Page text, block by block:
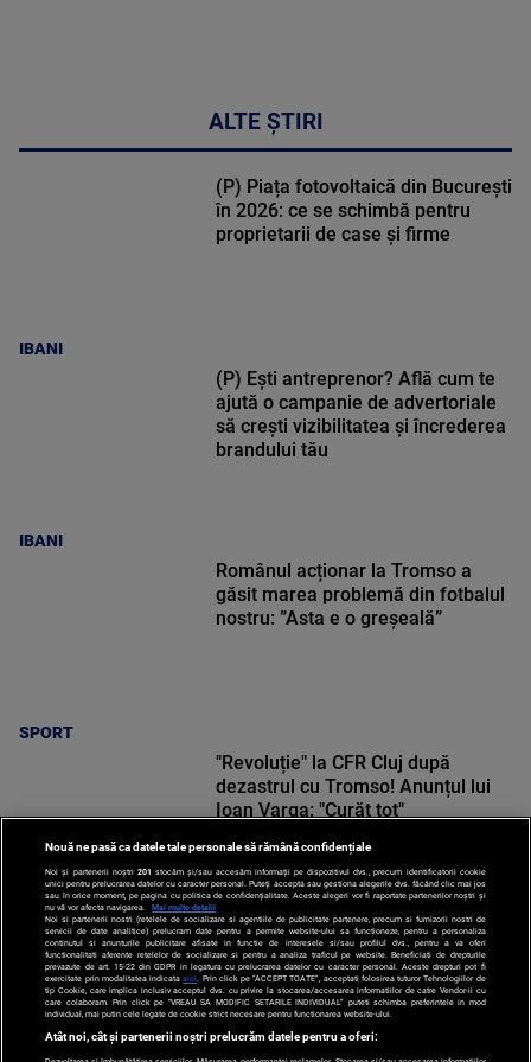
ALTE ȘTIRI
IBANI
(P) Piața fotovoltaică din București
în 2026: ce se schimbă pentru
proprietarii de case și firme
IBANI
(P) Ești antreprenor? Află cum te
ajută o campanie de advertoriale
să crești vizibilitatea și încrederea
brandului tău
SPORT
Românul acționar la Tromso a
găsit marea problemă din fotbalul
nostru: ”Asta e o greșeală”
SPORT
"Revoluție" la CFR Cluj după
dezastrul cu Tromso! Anunțul lui
Ioan Varga: "Curăț tot"
Nouă ne pasă ca datele tale personale să rămână confidențiale
Noi și partenerii noștri 201 stocăm și/sau accesăm informații pe dispozitivul dvs., precum identificatorii cookie
unici pentru prelucrarea datelor cu caracter personal. Puteți accepta sau gestiona alegerile dvs. făcând clic mai jos
sau în orice moment, pe pagina cu politica de confidențialitate. Aceste alegeri vor fi raportate partenerilor noștri și
nu vă vor afecta navigarea.
Mai multe detalii
Noi si partenerii nostri (retelele de socializare si agentiile de publicitate partenere, precum si furnizorii nostri de
servicii de date analitice) prelucram date pentru a permite website-ului sa functioneze, pentru a personaliza
continutul si anunturile publicitare afisate in functie de interesele si/sau profilul dvs., pentru a va oferi
functionalitati aferente retelelor de socializare si pentru a analiza traficul pe website. Beneficiati de drepturile
prevazute de art. 15-22 din GDPR in legatura cu prelucrarea datelor cu caracter personal. Aceste drepturi pot fi
exercitate prin modalitatea indicataaici . Prin click pe “ACCEPT TOATE”, acceptati folosirea tuturor Tehnologiilor de
tip Cookie, care implica inclusiv acceptul dvs. cu privire la stocarea/accesarea informatiilor de catre Vendor-ii cu
care colaboram. Prin click pe “VREAU SA MODIFIC SETARILE INDIVIDUAL” puteti schimba preferintele in mod
individual, mai putin cele legate de cookie strict necesare pentru functionarea website-ului.
Atât noi, cât și partenerii noștri prelucrăm datele pentru a oferi: